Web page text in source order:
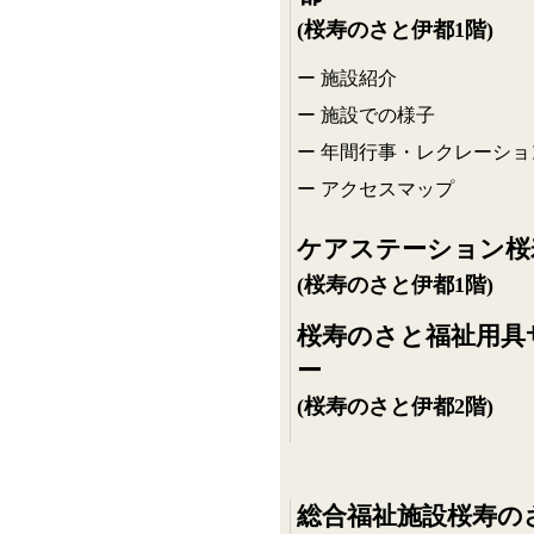
(桜寿のさと伊都1階)
施設紹介
施設での様子
年間行事・レクレーショ
アクセスマップ
ケアステーション
(桜寿のさと伊都1階)
桜寿のさと福祉用
ー
(桜寿のさと伊都2階)
総合福祉施設桜寿の